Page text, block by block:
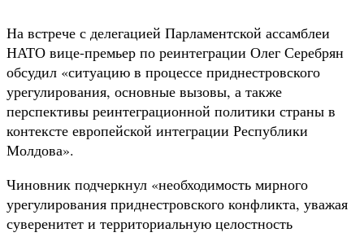
На встрече с делегацией Парламентской ассамблеи
НАТО вице-премьер по реинтеграции Олег Серебрян
обсудил «ситуацию в процессе приднестровского
урегулирования, основные вызовы, а также
перспективы реинтеграционной политики страны в
контексте европейской интеграции Республики
Молдова».
Чиновник подчеркнул «необходимость мирного
урегулирования приднестровского конфликта, уважая
суверенитет и территориальную целостность